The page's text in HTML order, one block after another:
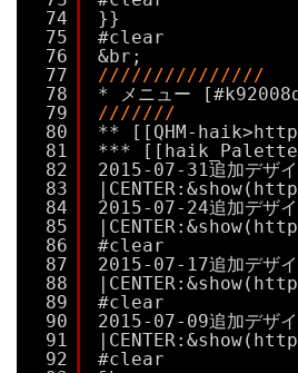
74
75
76
77
78
79
80
81
82
83
84
85
86
87
88
89
90
91
92
}}
#clear
&br;
///////////////
* メニュー
///////
** [[QHM-
***
2015-07-31追加デザ
2015-07-24追加デザ
#clear
2015-07-17追加デザ
#clear
2015-07-09追加デザ
#clear